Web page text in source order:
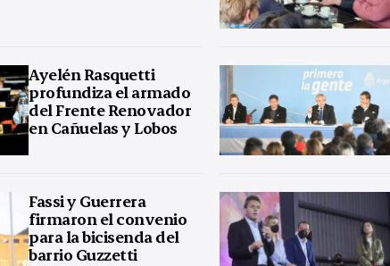
Ayelén Rasquetti
profundiza el armado
del Frente Renovador
en Cañuelas y Lobos
Fassi y Guerrera
firmaron el convenio
para la bicisenda del
barrio Guzzetti